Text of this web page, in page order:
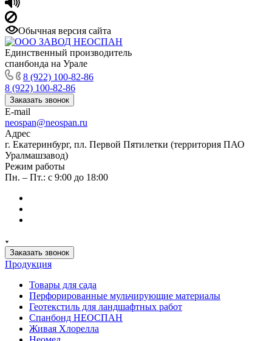
Обычная версия сайта
Единственный производитель
спанбонда на Урале
8 (922) 100-82-86
8 (922) 100-82-86
Заказать звонок
E-mail
neospan@neospan.ru
Адрес
г. Екатеринбург, пл. Первой Пятилетки (территория ПАО
Уралмашзавод)
Режим работы
Пн. – Пт.: с 9:00 до 18:00
Заказать звонок
Продукция
Товары для сада
Перфорированные мульчирующие материалы
Геотекстиль для ландшафтных работ
Спанбонд НЕОСПАН
Живая Хлорелла